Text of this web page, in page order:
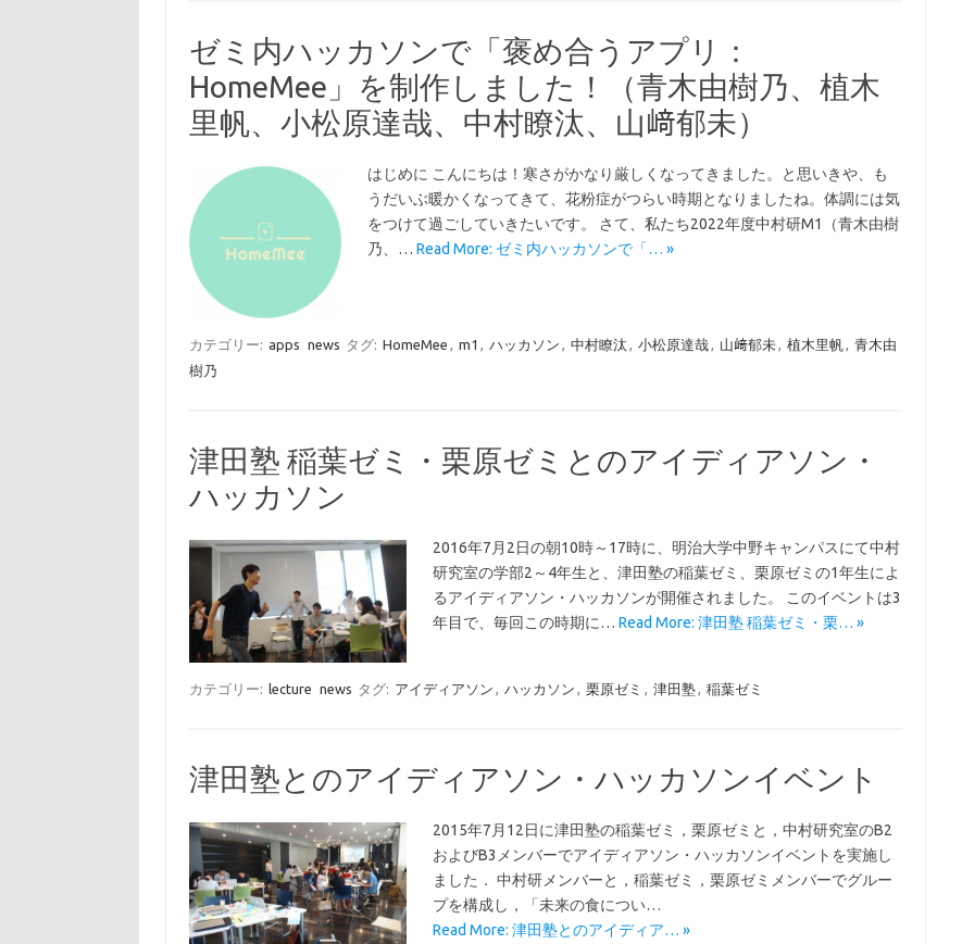
ゼミ内ハッカソンで「褒め合うアプリ：
HomeMee」を制作しました！（青木由樹乃、植木
里帆、小松原達哉、中村瞭汰、山﨑郁未）
はじめに こんにちは！寒さがかなり厳しくなってきました。と思いきや、も
うだいぶ暖かくなってきて、花粉症がつらい時期となりましたね。体調には気
をつけて過ごしていきたいです。 さて、私たち2022年度中村研M1（青木由樹
乃、… Read More: ゼミ内ハッカソンで「… »
カテゴリー: apps news タグ: HomeMee , m1 , ハッカソン , 中村瞭汰 , 小松原達哉, 山﨑郁未, 植木里帆, 青木由
樹乃
津田塾 稲葉ゼミ・栗原ゼミとのアイディアソン・
ハッカソン
2016年7月2日の朝10時～17時に、明治大学中野キャンパスにて中村
研究室の学部2～4年生と、津田塾の稲葉ゼミ、栗原ゼミの1年生によ
るアイディアソン・ハッカソンが開催されました。 このイベントは3
年目で、毎回この時期に… Read More: 津田塾 稲葉ゼミ・栗… »
カテゴリー: lecture news タグ: アイディアソン , ハッカソン , 栗原ゼミ , 津田塾, 稲葉ゼミ
津田塾とのアイディアソン・ハッカソンイベント
2015年7月12日に津田塾の稲葉ゼミ，栗原ゼミと，中村研究室のB2
およびB3メンバーでアイディアソン・ハッカソンイベントを実施し
ました． 中村研メンバーと，稲葉ゼミ，栗原ゼミメンバーでグルー
プを構成し，「未来の食につい…
Read More: 津田塾とのアイディア… »